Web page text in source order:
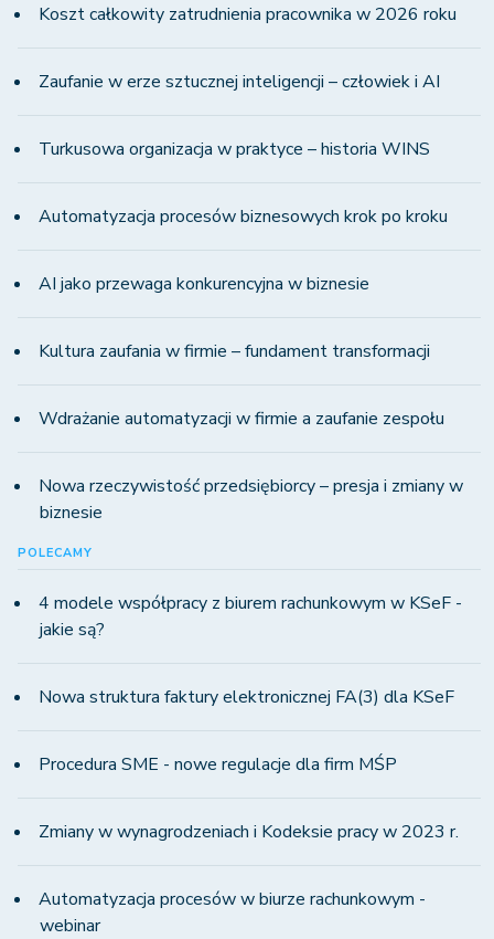
Koszt całkowity zatrudnienia pracownika w 2026 roku
Zaufanie w erze sztucznej inteligencji – człowiek i AI
Turkusowa organizacja w praktyce – historia WINS
Automatyzacja procesów biznesowych krok po kroku
AI jako przewaga konkurencyjna w biznesie
Kultura zaufania w firmie – fundament transformacji
Wdrażanie automatyzacji w firmie a zaufanie zespołu
Nowa rzeczywistość przedsiębiorcy – presja i zmiany w
biznesie
POLECAMY
4 modele współpracy z biurem rachunkowym w KSeF -
jakie są?
Nowa struktura faktury elektronicznej FA(3) dla KSeF
Procedura SME - nowe regulacje dla firm MŚP
Zmiany w wynagrodzeniach i Kodeksie pracy w 2023 r.
Automatyzacja procesów w biurze rachunkowym -
webinar